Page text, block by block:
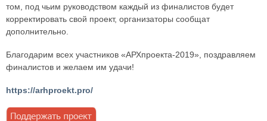
том, под чьим руководством каждый из финалистов будет
корректировать свой проект, организаторы сообщат
дополнительно.
Благодарим всех участников «АРХпроекта-2019», поздравляем
финалистов и желаем им удачи!
https://arhproekt.pro/